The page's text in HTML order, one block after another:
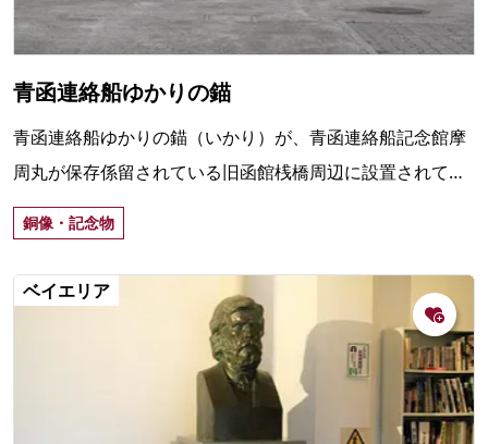
青函連絡船ゆかりの錨
青函連絡船ゆかりの錨（いかり）が、青函連絡船記念館摩
周丸が保存係留されている旧函館桟橋周辺に設置されてい
る。洞爺丸事故後に実際に使用されていたもの。
銅像・記念物
ベイエリア